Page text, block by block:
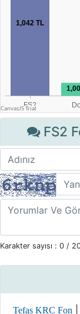
FS2
Karakter sayısı : 0 /
Tefas KRC Fon|